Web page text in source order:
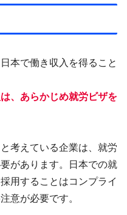
本で働き収入を得ること
、あらかじめ就労ビザを
考えている企業は、就労
があります。日本での就
用することはコンプライ
意が必要です。